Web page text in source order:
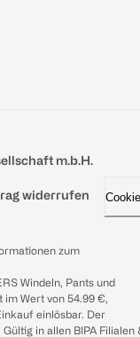
m.b.H.
widerrufen
zum
Windeln, Pants und
Wert von 54.99 €,
einlösbar. Der
in allen BIPA Filialen